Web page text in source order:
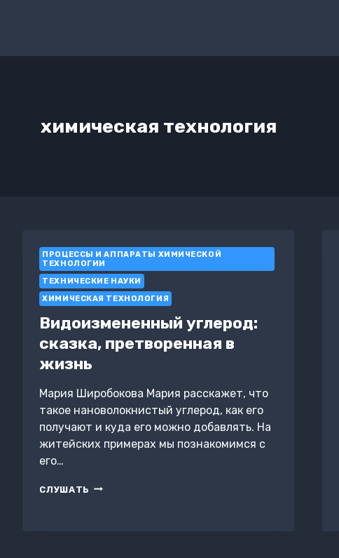
химическая технология
ПРОЦЕССЫ И АППАРАТЫ ХИМИЧЕСКОЙ
ТЕХНОЛОГИИ
ТЕХНИЧЕСКИЕ НАУКИ
ХИМИЧЕСКАЯ ТЕХНОЛОГИЯ
Видоизмененный углерод:
сказка, претворенная в
жизнь
Мария Широбокова Мария расскажет, что
такое нановолокнистый углерод, как его
получают и куда его можно добавлять. На
житейских примерах мы познакомимся с
его…
СЛУШАТЬ ВИДОИЗМЕНЕННЫЙ